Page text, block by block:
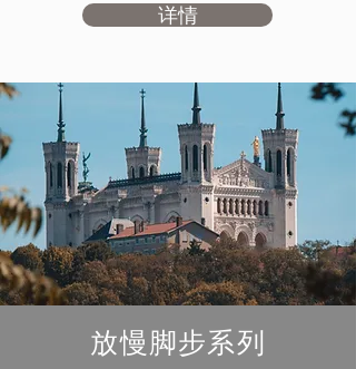
详情
放慢脚步系列